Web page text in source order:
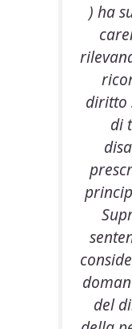
) ha
diritto
di
del